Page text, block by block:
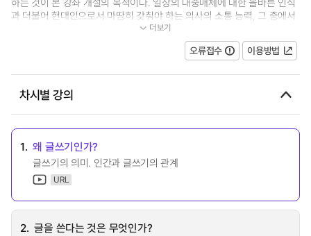
과 더불어 현대인으로서 마땅히 갖춰야 하는 의사의 소통 능력, 그 중에서
더보기
오류접수 이용방법
차시별 강의
1. 왜 글쓰기인가?
글쓰기의 의미. 인간과 글쓰기의 관계
URL
2. 글을 쓴다는 것은 무엇인가?